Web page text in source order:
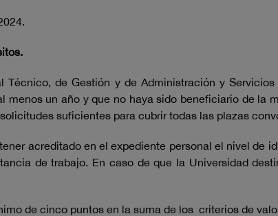
Técnico, de Gestión y de Administración y
un año y que no haya sido beneficiario de la
suficientes para cubrir todas las plazas
acreditado en el expediente personal el nivel de
de trabajo. En caso de que la Universidad
de cinco puntos en la suma de los criterios de